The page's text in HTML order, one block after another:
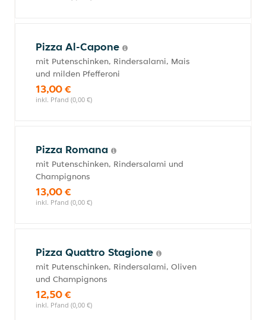
Pizza Al-Capone
mit Putenschinken, Rindersalami, Mais
und milden Pfefferoni
13,00 €
inkl. Pfand (0,00 €)
Pizza Romana
mit Putenschinken, Rindersalami und
Champignons
13,00 €
inkl. Pfand (0,00 €)
Pizza Quattro Stagione
mit Putenschinken, Rindersalami, Oliven
und Champignons
12,50 €
inkl. Pfand (0,00 €)